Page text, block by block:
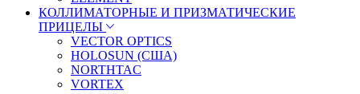
КОЛЛИМАТОРНЫЕ И ПРИЗМАТИЧЕСКИЕ
ПРИЦЕЛЫ
VECTOR OPTICS
HOLOSUN (США)
NORTHTAC
VORTEX